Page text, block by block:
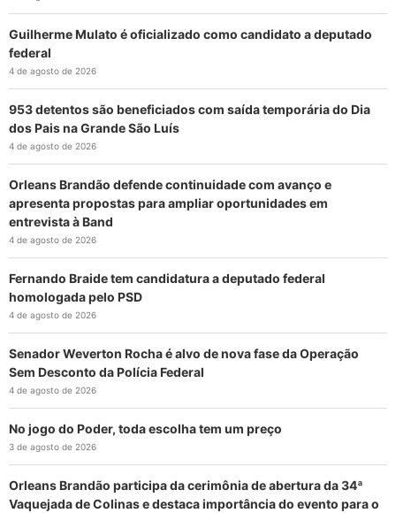
Guilherme Mulato é oficializado como candidato a deputado
federal
4 de agosto de 2026
953 detentos são beneficiados com saída temporária do Dia
dos Pais na Grande São Luís
4 de agosto de 2026
Orleans Brandão defende continuidade com avanço e
apresenta propostas para ampliar oportunidades em
entrevista à Band
4 de agosto de 2026
Fernando Braide tem candidatura a deputado federal
homologada pelo PSD
4 de agosto de 2026
Senador Weverton Rocha é alvo de nova fase da Operação
Sem Desconto da Polícia Federal
4 de agosto de 2026
No jogo do Poder, toda escolha tem um preço
3 de agosto de 2026
Orleans Brandão participa da cerimônia de abertura da 34ª
Vaquejada de Colinas e destaca importância do evento para o